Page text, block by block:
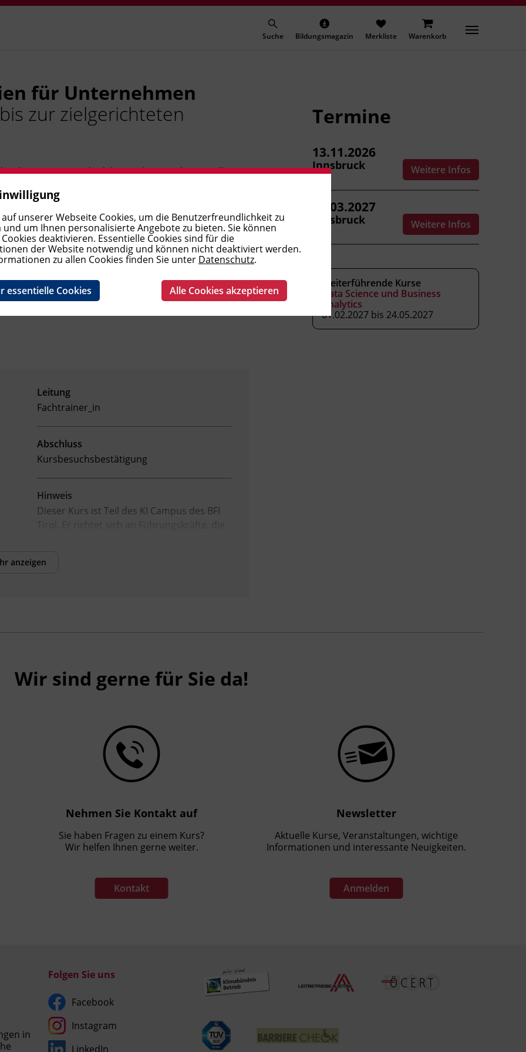
Suche Bildungsmagazin Merkliste Warenkorb
für Unternehmen
zur zielgerichteten
kaum strategisch, dabei sind Daten die Grundlage
Sie interne und externe Datenquellen
nutzen. Sie verstehen die Grundlagen von
eine erste eigene Datenstrategie. Am Ende
Betrieb mit.
Leitung
Fachtrainer_in
Abschluss
Kursbesuchsbestätigung
Hinweis
Dieser Kurs ist Teil des KI Campus des BFI
Tirol. Er richtet sich an Führungskräfte, die
anzeigen
Termine
13.11.2026
Innsbruck Weitere Infos
19.03.2027
Innsbruck Weitere Infos
Weiterführende Kurse
Data Science und Business
Analytics
01.02.2027 bis 24.05.2027
Wir sind gerne für Sie da!
Nehmen Sie Kontakt auf
Sie haben Fragen zu einem Kurs?
Wir helfen Ihnen gerne weiter.
Kontakt
Newsletter
Aktuelle Kurse, Veranstaltungen, wichtige
Informationen und interessante Neuigkeiten.
Anmelden
in
Folgen Sie uns
Facebook
Instagram
LinkedIn
unserer Webseite Cookies, um die Benutzerfreundlichkeit zu
und um Ihnen personalisierte Angebote zu bieten. Sie können
deaktivieren. Essentielle Cookies sind für die
der Website notwendig und können nicht deaktiviert werden.
zu allen Cookies finden Sie unter Datenschutz.
essentielle Cookies Alle Cookies akzeptieren